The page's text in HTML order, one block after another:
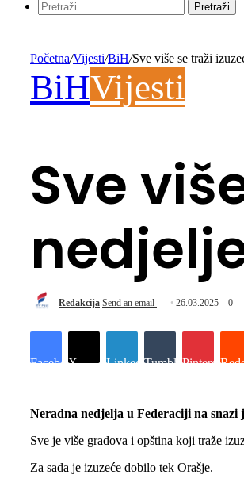
Pretraži
Početna/Vijesti/BiH/Sve više se traži
BiHVijesti
Sve
Redakcija Send an email 26.03.2025 0
Facebook
X LinkedInTumblr Pinterest
Neradna nedjelja u Federaciji na snazi
Sve je više gradova i opština koji traže
Za sada je izuzeće dobilo tek Orašje.